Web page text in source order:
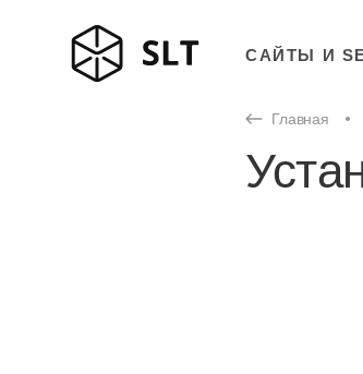
САЙТЫ И
Главная